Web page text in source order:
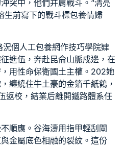
突中，他們并肩戰斗。“清亮
生前寫下的戰斗標包養情婦
況個人工包養網作技巧學院肄
進伍，奔赴昆侖山脈戍邊，在
用性命保衛國土主權。202她
纏繞住牛土豪的金箔千紙鶴，
返校，結業后離開鐵路體系任
順應。谷海濤用指甲輕刮閘
金屬底色相融的裂紋。這份